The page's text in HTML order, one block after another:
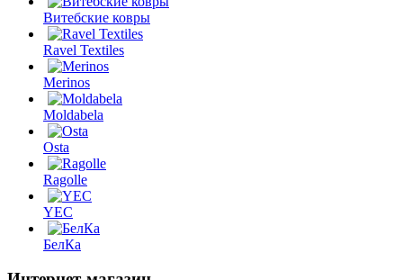
Витебские ковры
Ravel Textiles
Merinos
Moldabela
Osta
Ragolle
YEC
БелКа